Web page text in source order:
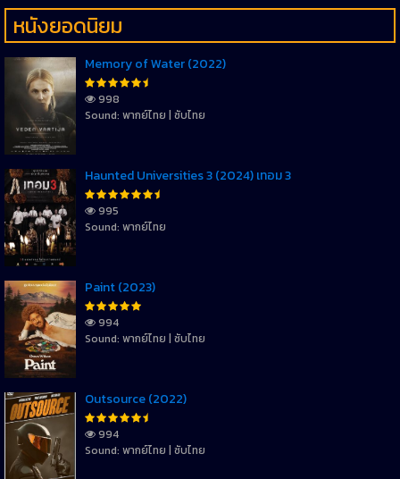
หนังยอดนิยม
Memory of Water (2022)
998
Sound: พากย์ไทย | ซับไทย
Haunted Universities 3 (2024) เทอม 3
995
Sound: พากย์ไทย
Paint (2023)
994
Sound: พากย์ไทย | ซับไทย
Outsource (2022)
994
Sound: พากย์ไทย | ซับไทย